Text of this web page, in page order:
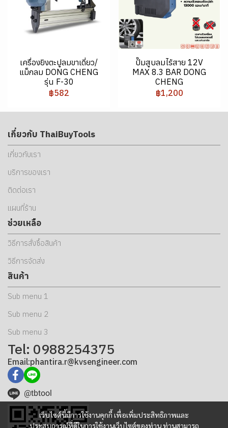
เครื่องยิงตะปูลมขาเดี่ยว/
แม็กลม DONG CHENG
รุ่น F-30
฿582
ปั๊มสูบลมไร้สาย 12V
MAX 8.3 BAR DONG
CHENG
฿1,200
เว็บไซต์นี้มีการใช้งานคุกกี้ เพื่อเพิ่มประสิทธิภาพและ
ประสบการณ์ที่ดีในการใช้งานเว็บไซต์ของท่าน ท่านสามารถ
เกี่ยวกับ ThaiBuyTools
เกี่ยวกับเรา
บริการของเรา
ติดต่อเรา
แผนที่ร้าน
ช่วยเหลือ
วิธีการสั่งซื้อสินค้า
วิธีการจัดส่ง
สินค้า
Sub menu 1
Sub menu 2
Sub menu 3
Tel: 0988254375
Email:phantira.r@kvsengineer.com
@tbtool